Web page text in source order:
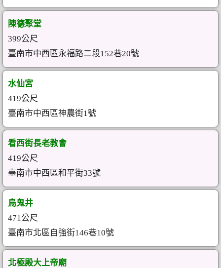
陳德聚堂
399公尺
臺南市中西區永福路二段152巷20號
水仙宮
419公尺
臺南市中西區神農街1號
看西街長老教會
419公尺
臺南市中西區和平街33號
烏鬼井
471公尺
臺南市北區自強街146巷10號
北極殿大上帝廟